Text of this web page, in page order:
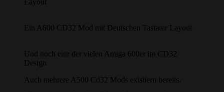
Layout
Ein A600 CD32 Mod mit Deutschen Tastatur Layout
Und noch einr der vielen Amiga 600er im CD32
Design
Auch mehrere A500 Cd32 Mods existiern bereits.